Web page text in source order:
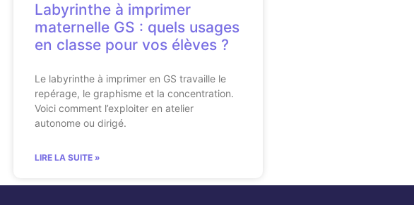
Labyrinthe à imprimer
maternelle GS : quels usages
en classe pour vos élèves ?
Le labyrinthe à imprimer en GS travaille le
repérage, le graphisme et la concentration.
Voici comment l’exploiter en atelier
autonome ou dirigé.
LIRE LA SUITE »